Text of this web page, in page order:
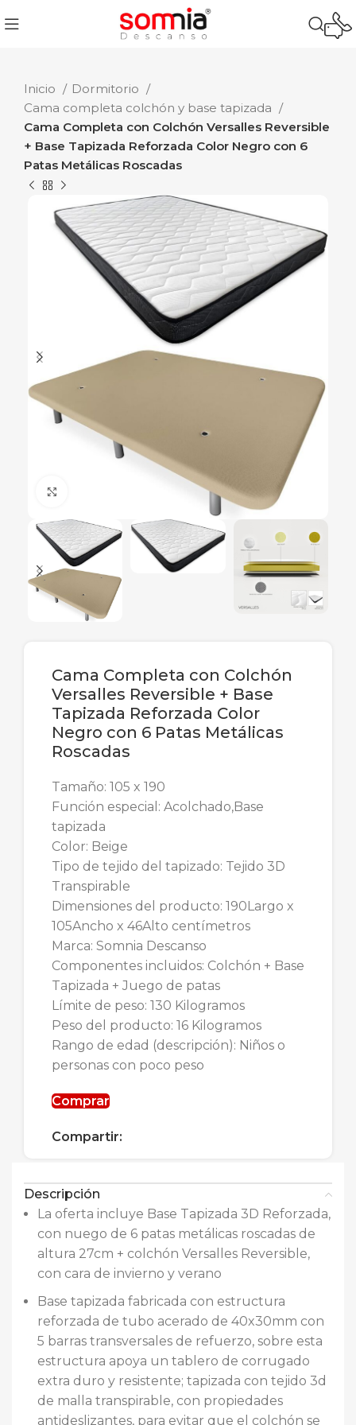
Inicio
Dormitorio
Cama completa colchón y base tapizada
Cama Completa con Colchón Versalles Reversible
+ Base Tapizada Reforzada Color Negro con 6
Patas Metálicas Roscadas
Cama Completa con Colchón
Versalles Reversible + Base
Tapizada Reforzada Color
Negro con 6 Patas Metálicas
Roscadas
Tamaño: 105 x 190
Función especial: Acolchado,Base
tapizada
Color: Beige
Tipo de tejido del tapizado: Tejido 3D
Transpirable
Dimensiones del producto: 190Largo x
105Ancho x 46Alto centímetros
Marca: Somnia Descanso
Componentes incluidos: Colchón + Base
Tapizada + Juego de patas
Límite de peso: 130 Kilogramos
Peso del producto: 16 Kilogramos
Rango de edad (descripción): Niños o
personas con poco peso
Comprar
Compartir:
Descripción
La oferta incluye Base Tapizada 3D Reforzada,
con nuego de 6 patas metálicas roscadas de
altura 27cm + colchón Versalles Reversible,
con cara de invierno y verano
Base tapizada fabricada con estructura
reforzada de tubo acerado de 40x30mm con
5 barras transversales de refuerzo, sobre esta
estructura apoya un tablero de corrugado
extra duro y resistente; tapizada con tejido 3d
de malla transpirable, con propiedades
antideslizantes, para evitar que el colchón se